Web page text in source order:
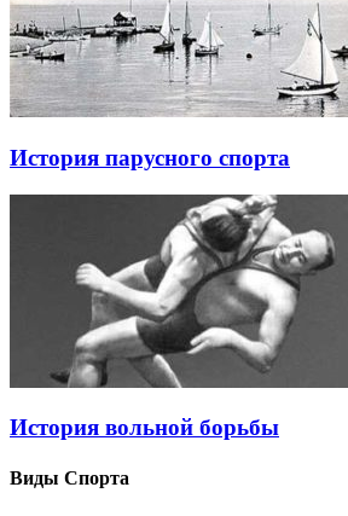
История парусного спорта
История вольной борьбы
Виды Спорта